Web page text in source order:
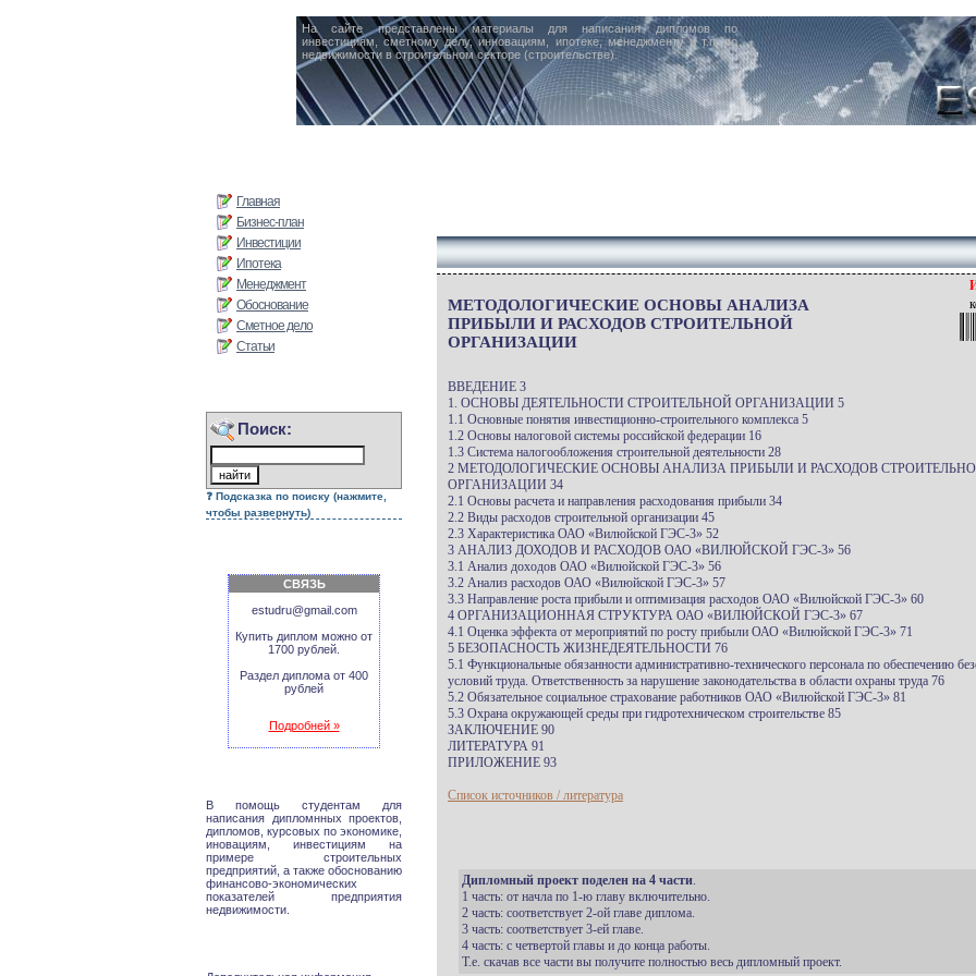
На сайте представлены материалы для написания дипломов по
инвестициям, сметному делу, инновациям, ипотеке, менеджменту и т.п. по
недвижимости в строительном секторе (строительстве).
Главная
Бизнес-план
Инвестиции
Ипотека
Менеджмент
Обоснование
Сметное дело
Статьи
Поиск:
Подсказка по поиску (нажмите,
чтобы развернуть)
СВЯЗЬ
estudru@gmail.com
Купить диплом можно от
1700 рублей.
Раздел диплома от 400
рублей
Подробней »
В помощь студентам для
написания дипломнных проектов,
дипломов, курсовых по экономике,
иновациям, инвестициям на
примере строительных
предприятий, а также обоснованию
финансово-экономических
показателей предприятия
недвижимости.
МЕТОДОЛОГИЧЕСКИЕ ОСНОВЫ АНАЛИЗА
ПРИБЫЛИ И РАСХОДОВ СТРОИТЕЛЬНОЙ
ОРГАНИЗАЦИИ
ВВЕДЕНИЕ 3
1. ОСНОВЫ ДЕЯТЕЛЬНОСТИ СТРОИТЕЛЬНОЙ ОРГАНИЗАЦИИ 5
1.1 Основные понятия инвестиционно-строительного комплекса 5
1.2 Основы налоговой системы российской федерации 16
1.3 Система налогообложения строительной деятельности 28
2 МЕТОДОЛОГИЧЕСКИЕ ОСНОВЫ АНАЛИЗА ПРИБЫЛИ И РАСХОДОВ
ОРГАНИЗАЦИИ 34
2.1 Основы расчета и направления расходования прибыли 34
2.2 Виды расходов строительной организации 45
2.3 Характеристика ОАО «Вилюйской ГЭС-3» 52
3 АНАЛИЗ ДОХОДОВ И РАСХОДОВ ОАО «ВИЛЮЙСКОЙ ГЭС-3» 56
3.1 Анализ доходов ОАО «Вилюйской ГЭС-3» 56
3.2 Анализ расходов ОАО «Вилюйской ГЭС-3» 57
3.3 Направление роста прибыли и оптимизация расходов ОАО «Вилюйской ГЭС-3» 60
4 ОРГАНИЗАЦИОННАЯ СТРУКТУРА ОАО «ВИЛЮЙСКОЙ ГЭС-3» 67
4.1 Оценка эффекта от мероприятий по росту прибыли ОАО «Вилюйской ГЭС-3» 71
5 БЕЗОПАСНОСТЬ ЖИЗНЕДЕЯТЕЛЬНОСТИ 76
5.1 Функциональные обязанности административно-технического персонала по обеспечению
условий труда. Ответственность за нарушение законодательства в области охраны труда 76
5.2 Обязательное социальное страхование работников ОАО «Вилюйской ГЭС-3» 81
5.3 Охрана окружающей среды при гидротехническом строительстве 85
ЗАКЛЮЧЕНИЕ 90
ЛИТЕРАТУРА 91
ПРИЛОЖЕНИЕ 93
Список источников / литература
Дипломный проект поделен на 4 части.
1 часть: от начла по 1-ю главу включительно.
2 часть: соответствует 2-ой главе диплома.
3 часть: соответствует 3-ей главе.
4 часть: с четвертой главы и до конца работы.
Т.е. скачав все части вы получите полностью весь дипломный проект.